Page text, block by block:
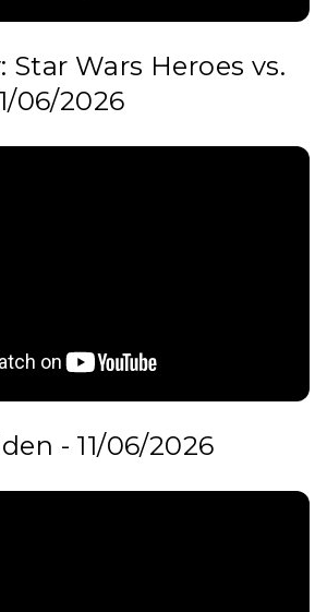
Star Wars Heroes vs.
06/2026
- 11/06/2026